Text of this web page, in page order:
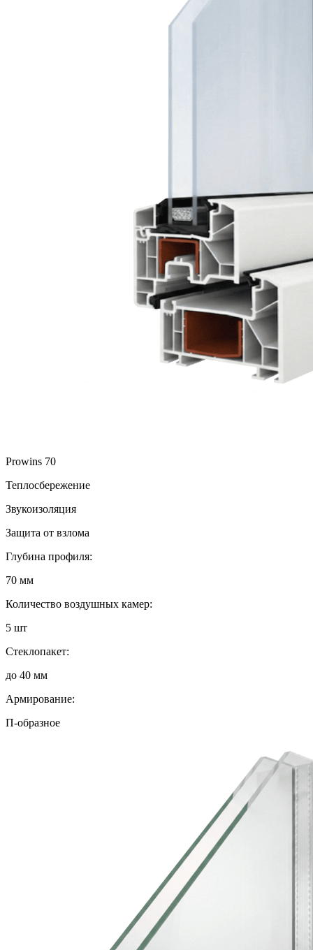
Prowins 70
Теплосбережение
Звукоизоляция
Защита от взлома
Глубина профиля:
70 мм
Количество воздушных камер:
5 шт
Стеклопакет:
до 40 мм
Армирование:
П-образное